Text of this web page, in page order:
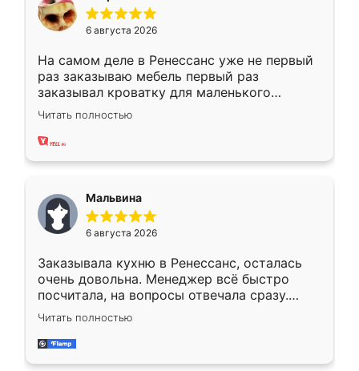
6 августа 2026
На самом деле в Ренессанс уже не первый
раз заказываю мебель первый раз
заказывал кроватку для маленького
ребёнка при его рождении ,во второй раз
заказал шкаф-купе. По качеству очень
хорошее сборка достаточно быстрая,
меньше, здесь же он более разнообразный.
Мне нравится ,если что-то потребуется из
мебели буду заказывать только здесь.
Читать полностью
Мальвина
6 августа 2026
Заказывала кухню в Ренессанс, осталась
очень довольна. Менеджер всё быстро
посчитала, на вопросы отвечала сразу.
Замерщик приехал в субботу, подошёл к
делу со всей ответственностью. Собрали
за день, ребята работали аккуратно, даже
Читать полностью